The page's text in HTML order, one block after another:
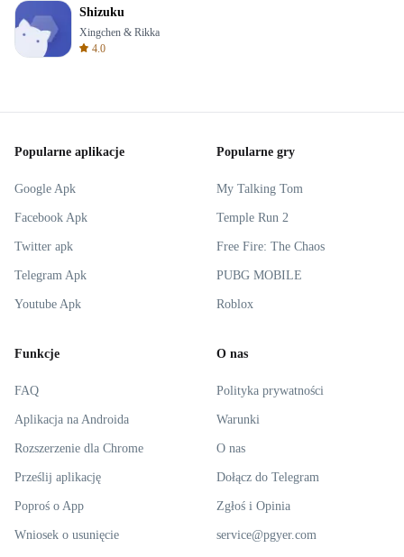
Shizuku
Xingchen & Rikka
4.0
Popularne aplikacje
Google Apk
Facebook Apk
Twitter apk
Telegram Apk
Youtube Apk
Popularne gry
My Talking Tom
Temple Run 2
Free Fire: The Chaos
PUBG MOBILE
Roblox
Funkcje
FAQ
Aplikacja na Androida
Rozszerzenie dla Chrome
Prześlij aplikację
Poproś o App
Wniosek o usunięcie
O nas
Polityka prywatności
Warunki
O nas
Dołącz do Telegram
Zgłoś i Opinia
service@pgyer.com